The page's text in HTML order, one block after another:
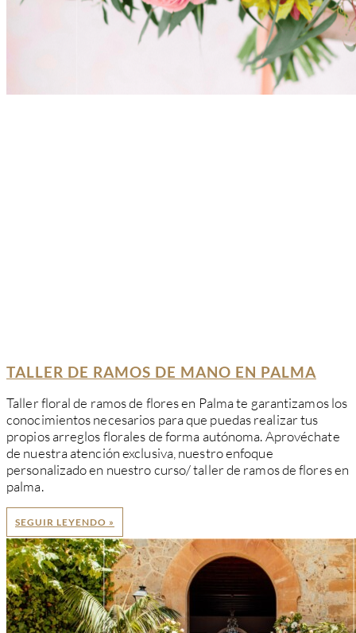
TALLER DE RAMOS DE MANO EN PALMA
Taller floral de ramos de flores en Palma te garantizamos los
conocimientos necesarios para que puedas realizar tus
propios arreglos florales de forma autónoma. Aprovéchate
de nuestra atención exclusiva, nuestro enfoque
personalizado en nuestro curso/ taller de ramos de flores en
palma.
SEGUIR LEYENDO »